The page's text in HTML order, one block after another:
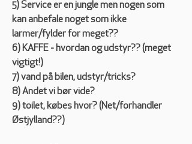
5) Service er en jungle men nogen som
kan anbefale noget som ikke
larmer/fylder for meget??
6) KAFFE - hvordan og udstyr?? (meget
vigtigt!)
7) vand på bilen, udstyr/tricks?
8) Andet vi bør vide?
9) toilet, købes hvor? (Net/forhandler
Østjylland??)